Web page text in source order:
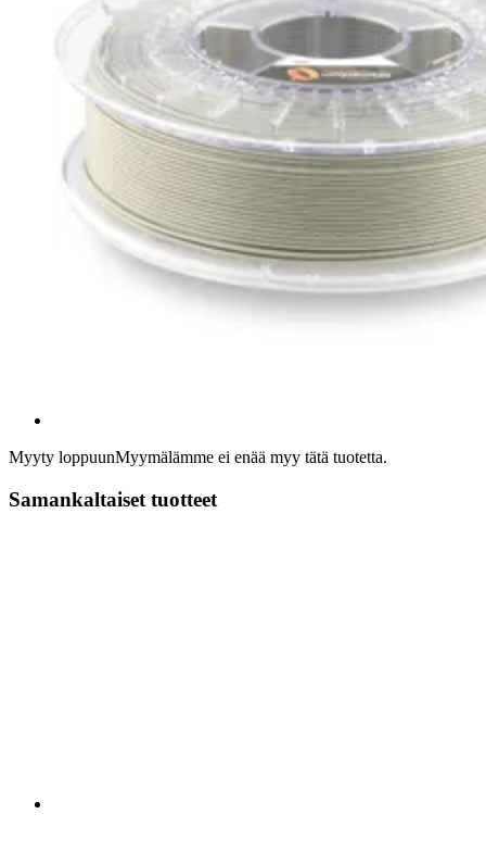
Myyty loppuunMyymälämme ei enää myy tätä tuotetta.
Samankaltaiset tuotteet